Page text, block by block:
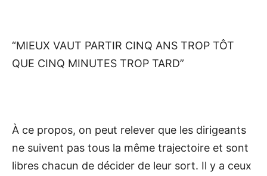
“MIEUX VAUT PARTIR CINQ ANS TROP TÔT
QUE CINQ MINUTES TROP TARD”
À ce propos, on peut relever que les dirigeants
ne suivent pas tous la même trajectoire et sont
libres chacun de décider de leur sort. Il y a ceux